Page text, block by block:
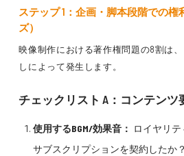
ステップ 1：企画・脚本段階での
ズ）
映像制作における著作権問題の8割は
しによって発生します。
チェックリスト A：コンテン
使用するBGM/効果音： ロイヤリ
サブスクリプションを契約したか